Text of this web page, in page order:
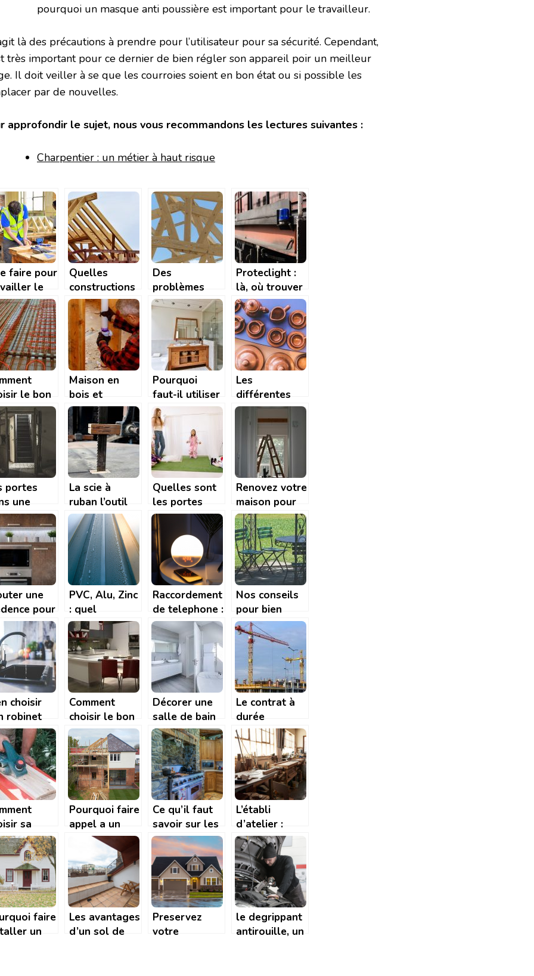
pourquoi un masque anti poussière est important pour le travailleur.
là des précautions à prendre pour l’utilisateur pour sa sécurité. Cependant,
très important pour ce dernier de bien régler son appareil poir un meilleur
Il doit veiller à se que les courroies soient en bon état ou si possible les
par de nouvelles.
approfondir le sujet, nous vous recommandons les lectures suivantes :
Charpentier : un métier à haut risque
faire pour
le
dur?
Quelles
constructions
pour votre
maison?
Des
problèmes
avec votre
charpente en
bois ? Faites
appel à
l’ARTISAN
FERNANDEZ
Proteclight :
là, où trouver
tous les
matériels de
signalisation
le bon
?
Maison en
bois et
canalisations :
comment
éviter la
catastrophe ?
Pourquoi
faut-il utiliser
le bois pour
construire une
salle de bain?
Les
différentes
étapes pour
organiser une
exposition
artisanale
portes
une
:
les
? Nos
La scie à
ruban l’outil
indispensable
pour travailler
le bois
Quelles sont
les portes
idéales pour
aménager
votre crèche?
Renovez votre
maison pour
revendre avec
une plus-
value
une
pour
les
pour
choisir sa
PVC, Alu, Zinc
: quel
materiau pour
les gouttieres
? | Tendance
Travaux
Raccordement
de telephone :
comment faire
? A quel prix ?
Nos conseils
pour bien
decorer votre
jardin!
choisir
robinet
de
Comment
choisir le bon
dossier pour
votre cuisine
Décorer une
salle de bain
en bois
Le contrat à
durée
indéterminée
de chantier
(CDIC)
sa
?
Pourquoi faire
appel a un
constructeur
de maison
individuelle
sur mesure ?
Ce qu’il faut
savoir sur les
appareils de
chauffage
L’établi
d’atelier :
comment
identifier le
modèle idéal
?
faire
un
Les avantages
d’un sol de
Preservez
votre
le degrippant
antirouille, un